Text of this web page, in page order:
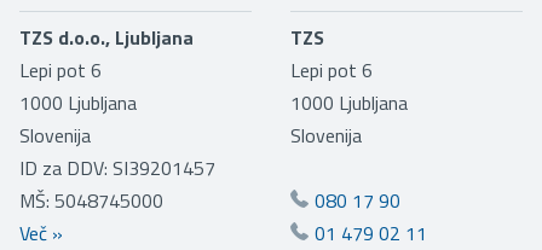
TZS d.o.o., Ljubljana
Lepi pot 6
1000 Ljubljana
Slovenija
ID za DDV: SI39201457
MŠ: 5048745000
Več »
TZS
Lepi pot 6
1000 Ljubljana
Slovenija
080 17 90
01 479 02 11